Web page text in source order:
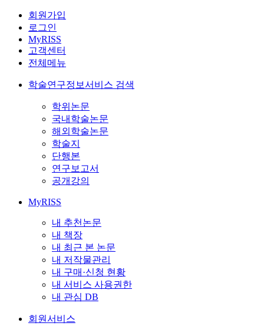
회원가입
로그인
MyRISS
고객센터
전체메뉴
학술연구정보서비스 검색
학위논문
국내학술논문
해외학술논문
학술지
단행본
연구보고서
공개강의
MyRISS
내 추천논문
내 책장
내 최근 본 논문
내 저작물관리
내 구매·신청 현황
내 서비스 사용권한
내 관심 DB
회원서비스